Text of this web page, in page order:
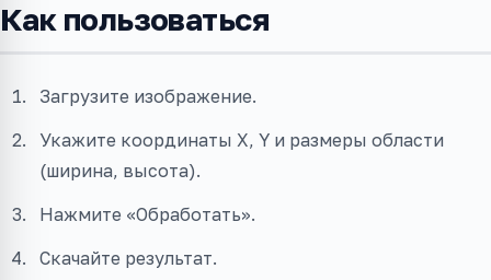
Как пользоваться
Загрузите изображение.
Укажите координаты X, Y и размеры области
(ширина, высота).
Нажмите «Обработать».
Скачайте результат.